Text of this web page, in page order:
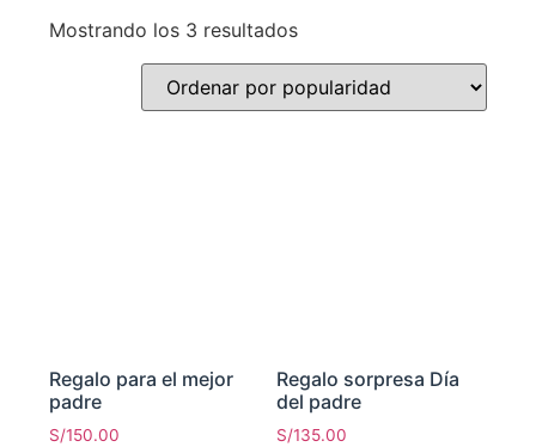
Mostrando los 3 resultados
Regalo para el mejor
padre
S/150.00
Regalo sorpresa Día
del padre
S/135.00